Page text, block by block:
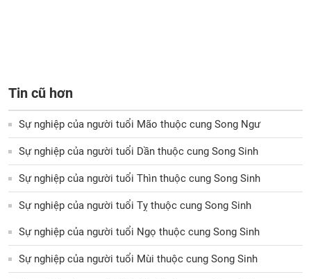
Tin cũ hơn
Sự nghiệp của người tuổi Mão thuộc cung Song Ngư
Sự nghiệp của người tuổi Dần thuộc cung Song Sinh
Sự nghiệp của người tuổi Thìn thuộc cung Song Sinh
Sự nghiệp của người tuổi Tỵ thuộc cung Song Sinh
Sự nghiệp của người tuổi Ngọ thuộc cung Song Sinh
Sự nghiệp của người tuổi Mùi thuộc cung Song Sinh